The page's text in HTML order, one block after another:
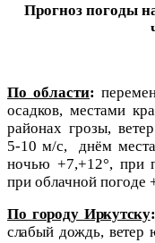
Прогноз погоды
По области:
осадков, местами
районах грозы,
5-10 м/с,
днём
ночью +7,+12°, при
при облачной погоде
По городу Иркутску:
слабый дождь, ветер